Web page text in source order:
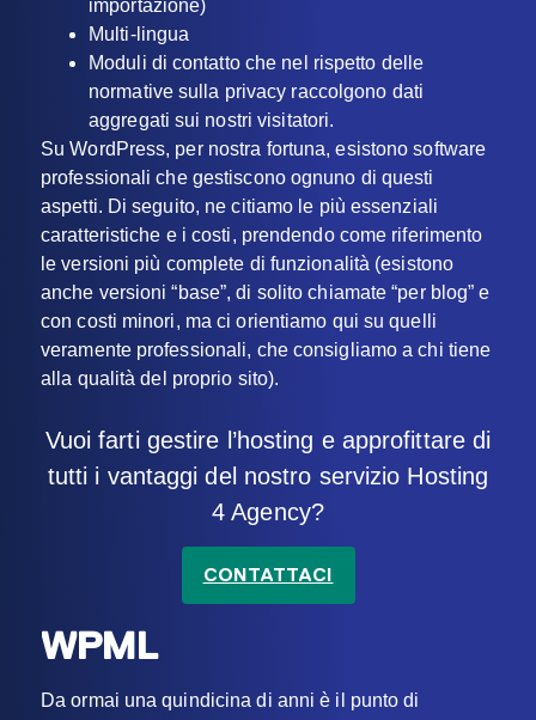
importazione)
Multi-lingua
Moduli di contatto che nel rispetto delle
normative sulla privacy raccolgono dati
aggregati sui nostri visitatori.
Su WordPress, per nostra fortuna, esistono software
professionali che gestiscono ognuno di questi
aspetti. Di seguito, ne citiamo le più essenziali
caratteristiche e i costi, prendendo come riferimento
le versioni più complete di funzionalità (esistono
anche versioni “base”, di solito chiamate “per blog” e
con costi minori, ma ci orientiamo qui su quelli
veramente professionali, che consigliamo a chi tiene
alla qualità del proprio sito).
Vuoi farti gestire l’hosting e approfittare di
tutti i vantaggi del nostro servizio Hosting
4 Agency?
CONTATTACI
WPML
Da ormai una quindicina di anni è il punto di